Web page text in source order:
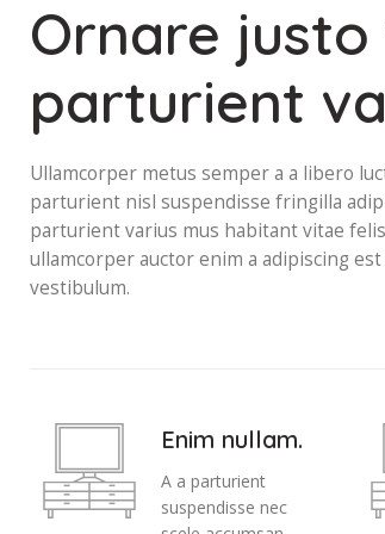
Ornare
parturient
Ullamcorper metus semper a a libero
parturient nisl suspendisse fringilla
parturient varius mus habitant vitae
ullamcorper auctor enim a adipiscing
vestibulum.
Enim nullam.
A a parturient
suspendisse nec